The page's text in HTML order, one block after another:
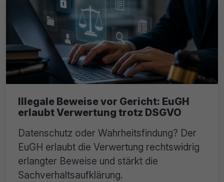
Illegale Beweise vor Gericht: EuGH
erlaubt Verwertung trotz DSGVO
Datenschutz oder Wahrheitsfindung? Der
EuGH erlaubt die Verwertung rechtswidrig
erlangter Beweise und stärkt die
Sachverhaltsaufklärung.